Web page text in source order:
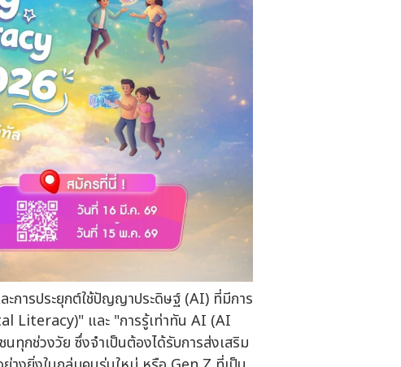
การประยุกต์ใช้ปัญญาประดิษฐ์ (AI) ที่มีการ
Literacy)" และ "การรู้เท่าทัน AI (AI
ทุกช่วงวัย ซึ่งจำเป็นต้องได้รับการส่งเสริม